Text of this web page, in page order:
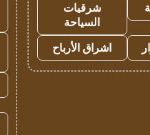
شرقيات
السياحة
اشراق الأرباح